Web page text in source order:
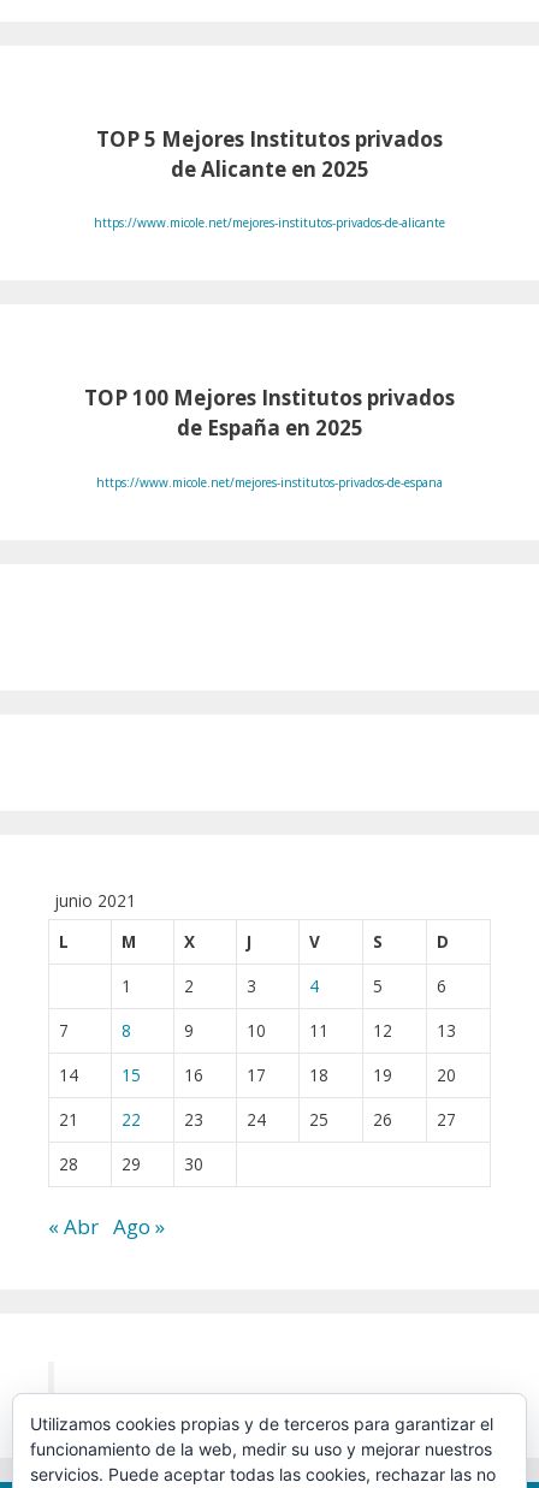
TOP 5 Mejores Institutos privados
de Alicante en 2025
https://www.micole.net/mejores-institutos-privados-de-alicante
TOP 100 Mejores Institutos privados
de España en 2025
https://www.micole.net/mejores-institutos-privados-de-espana
junio 2021
L
M X J V S
D
1
2 3 4 5
6
7
8 9 10 11 12
13
14
15 16 17 18 19
20
21
22 23 24 25 26
27
28
29 30
« Abr Ago »
Utilizamos cookies propias y de terceros para garantizar el
funcionamiento de la web, medir su uso y mejorar nuestros
servicios. Puede aceptar todas las cookies, rechazar las no